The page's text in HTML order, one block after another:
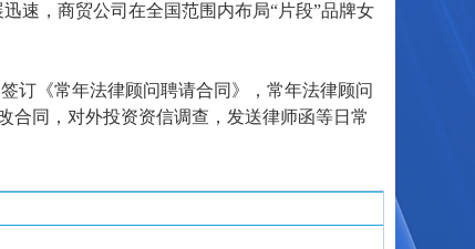
速，商贸公司在全国范围内布局“片段”品牌女
订《常年法律顾问聘请合同》，常年法律顾问
合同，对外投资资信调查，发送律师函等日常